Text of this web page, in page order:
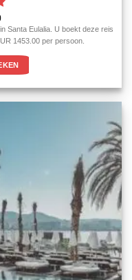
Santa Eulalia. U boekt deze reis
1453.00 per persoon.